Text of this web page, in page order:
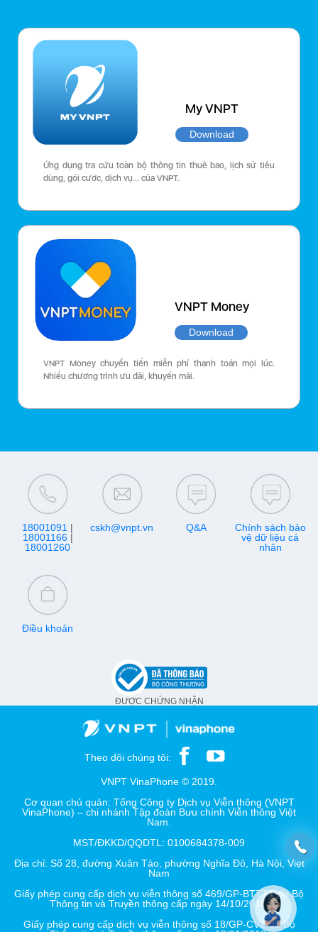
My VNPT
Download
Ứng dụng tra cứu toàn bộ thông tin thuê bao, lịch sử tiêu
dùng, gói cước, dịch vụ… của VNPT.
VNPT Money
Download
VNPT Money chuyển tiền miễn phí thanh toán mọi lúc.
Nhiều chương trình ưu đãi, khuyến mãi.
18001091 |
18001166|
18001260
cskh@vnpt.vn Q&A
Chính sách bảo
vệ dữ liệu cá
nhân
Điều khoản
ĐƯỢC CHỨNG NHẬN
Theo dõi chúng tôi:
VNPT VinaPhone © 2019.
Cơ quan chủ quản: Tổng Công ty Dịch vụ Viễn thông (VNPT
VinaPhone) – chi nhánh Tập đoàn Bưu chính Viễn thông Việt
Nam.
MST/ĐKKD/QQDTL: 0100684378-009
Địa chỉ: Số 28, đường Xuân Tảo, phường Nghĩa Đô, Hà Nội, Việt
Nam
Giấy phép cung cấp dịch vụ viễn thông số 469/GP-BTTTT do Bộ
Thông tin và Truyền thông cấp ngày 14/10/2016.
Giấy phép cung cấp dịch vụ viễn thông số 18/GP-CVT do Bộ